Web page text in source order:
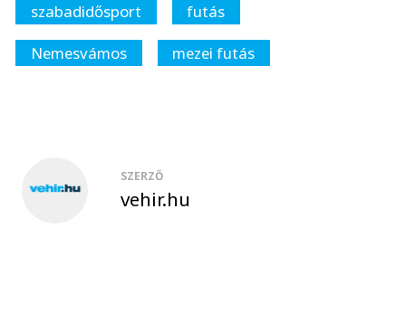
szabadidősport
futás
Nemesvámos
mezei futás
SZERZŐ
vehir.hu